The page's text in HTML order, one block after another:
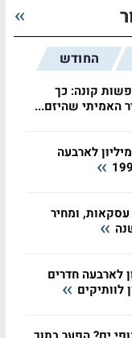
החודש
קונה: כך
האמיתי שהיזם...
קריית גנים: 2.65 מיליון לארבעה
אם המושבות: 97 עסקאות, ומחיר
5.1 מיליון לארבעה חדרים